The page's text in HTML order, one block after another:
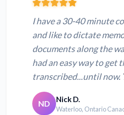
I have a 30-40 minute
and like to dictate
documents along the
had an easy way to get
transcribed...until now.
ND Nick D.
Waterloo, Ontario